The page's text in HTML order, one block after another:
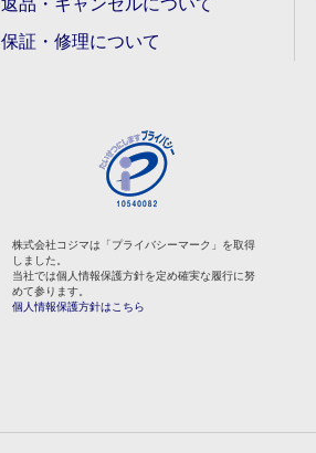
返品・キャンセルについて
保証・修理について
株式会社コジマは「プライバシーマーク」を取得
しました。
当社では個人情報保護方針を定め確実な履行に努
めて参ります。
個人情報保護方針はこちら